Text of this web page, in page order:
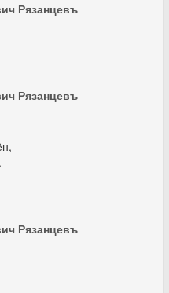
Рязанцевъ
Рязанцевъ
Рязанцевъ